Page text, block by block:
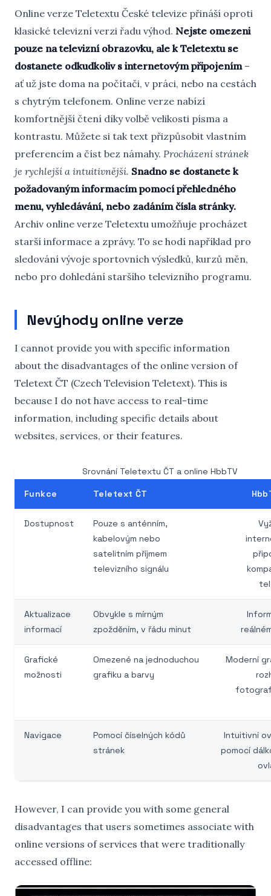
Online verze Teletextu České televize přináší oproti
klasické televizní verzi řadu výhod. Nejste omezeni
pouze na televizní obrazovku, ale k Teletextu se
dostanete odkudkoliv s internetovým připojením–
ať už jste doma na počítači, v práci, nebo na cestách
s chytrým telefonem. Online verze nabízí
komfortnější čtení díky volbě velikosti písma a
kontrastu. Můžete si tak text přizpůsobit vlastním
preferencím a číst bez námahy. Procházení stránek
je rychlejší a intuitivnější. Snadno se dostanete k
požadovaným informacím pomocí přehledného
menu, vyhledávání, nebo zadáním čísla stránky.
Archiv online verze Teletextu umožňuje procházet
starší informace a zprávy. To se hodí například pro
sledování vývoje sportovních výsledků, kurzů měn,
nebo pro dohledání staršího televizního programu.
Nevýhody online verze
I cannot provide you with specific information
about the disadvantages of the online version of
Teletext ČT (Czech Television Teletext). This is
because I do not have access to real-time
information, including specific details about
websites, services, or their features.
Srovnání Teletextu ČT a online HbbTV
Funkce Teletext ČT
Dostupnost
Pouze s anténním,
kabelovým nebo
satelitním příjmem
televizního signálu
Aktualizace
informací
Obvykle s mírným
zpožděním, v řádu minut
Grafické
možnosti
Omezené na jednoduchou
grafiku a barvy
Moderní
Navigace
Pomocí číselných kódů
stránek
Intuitivní
pomocí
However, I can provide you with some general
disadvantages that users sometimes associate with
online versions of services that were traditionally
accessed offline: